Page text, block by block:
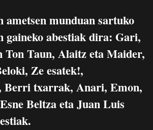
ametsen munduan sartuko
gaineko abestiak dira: Gari,
Ton Taun, Alaitz eta Maider,
Ze esatek!,
Berri txarrak, Anari, Emon,
Beltza eta Juan Luis